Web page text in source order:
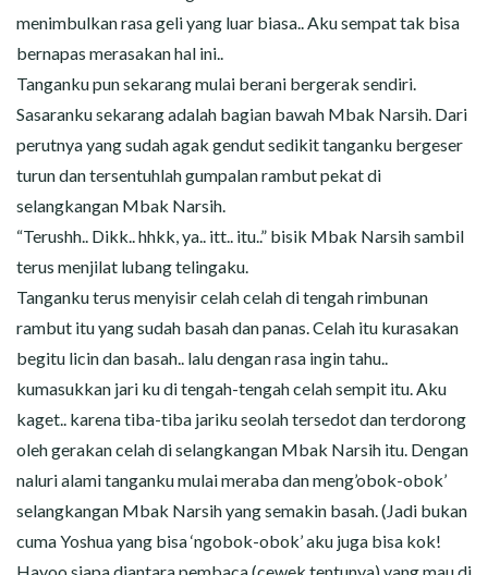
menimbulkan rasa geli yang luar biasa.. Aku sempat tak bisa
bernapas merasakan hal ini..
Tanganku pun sekarang mulai berani bergerak sendiri.
Sasaranku sekarang adalah bagian bawah Mbak Narsih. Dari
perutnya yang sudah agak gendut sedikit tanganku bergeser
turun dan tersentuhlah gumpalan rambut pekat di
selangkangan Mbak Narsih.
“Terushh.. Dikk.. hhkk, ya.. itt.. itu..” bisik Mbak Narsih sambil
terus menjilat lubang telingaku.
Tanganku terus menyisir celah celah di tengah rimbunan
rambut itu yang sudah basah dan panas. Celah itu kurasakan
begitu licin dan basah.. lalu dengan rasa ingin tahu..
kumasukkan jari ku di tengah-tengah celah sempit itu. Aku
kaget.. karena tiba-tiba jariku seolah tersedot dan terdorong
oleh gerakan celah di selangkangan Mbak Narsih itu. Dengan
naluri alami tanganku mulai meraba dan meng’obok-obok’
selangkangan Mbak Narsih yang semakin basah. (Jadi bukan
cuma Yoshua yang bisa ‘ngobok-obok’ aku juga bisa kok!